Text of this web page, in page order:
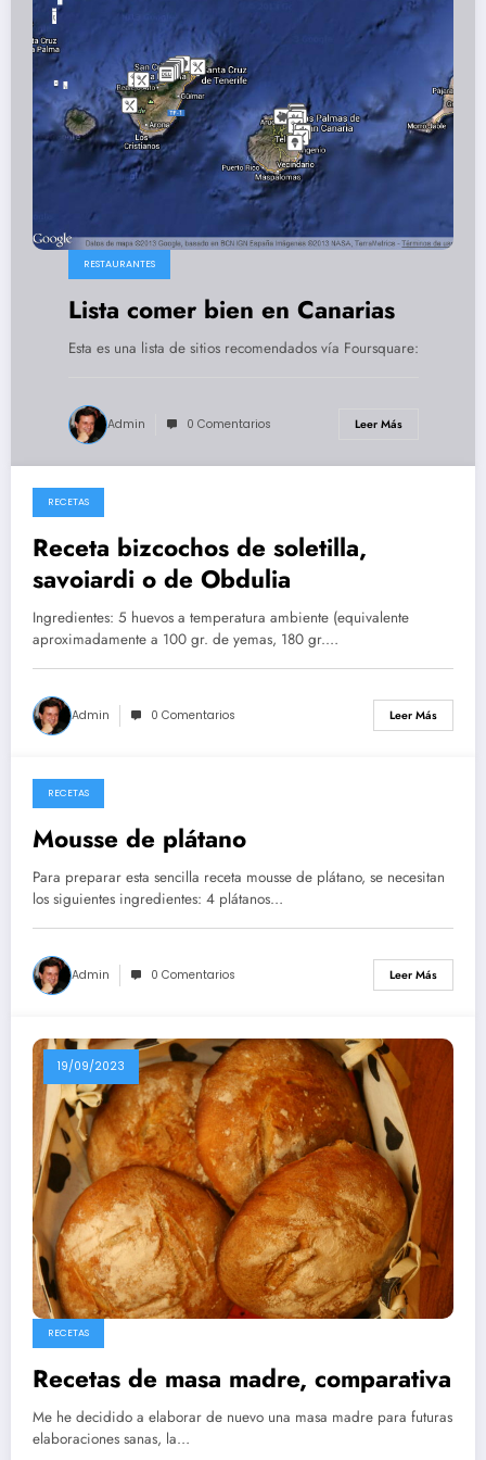
RESTAURANTES
Lista comer bien en Canarias
Esta es una lista de sitios recomendados vía Foursquare:
Admin 0 Comentarios Leer Más
26/05/2026
RECETAS
Receta bizcochos de soletilla,
savoiardi o de Obdulia
Ingredientes: 5 huevos a temperatura ambiente (equivalente
aproximadamente a 100 gr. de yemas, 180 gr.…
Admin 0 Comentarios Leer Más
14/05/2026
RECETAS
Mousse de plátano
Para preparar esta sencilla receta mousse de plátano, se necesitan
los siguientes ingredientes: 4 plátanos…
Admin 0 Comentarios Leer Más
19/09/2023
RECETAS
Recetas de masa madre, comparativa
Me he decidido a elaborar de nuevo una masa madre para futuras
elaboraciones sanas, la…